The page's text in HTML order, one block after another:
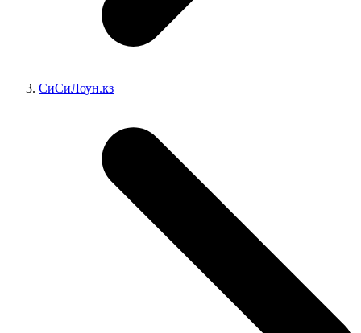
СиСиЛоун.кз